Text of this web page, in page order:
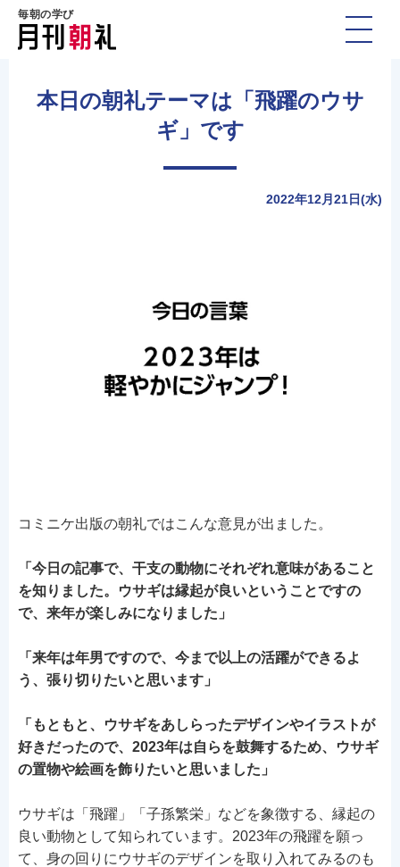
毎朝の学び
本日の朝礼テーマは「飛躍のウサ
ギ」です
2022年12月21日(水)
コミニケ出版の朝礼ではこんな意見が出ました。
「今日の記事で、干支の動物にそれぞれ意味があること
を知りました。ウサギは縁起が良いということですの
で、来年が楽しみになりました」
「来年は年男ですので、今まで以上の活躍ができるよ
う、張り切りたいと思います」
「もともと、ウサギをあしらったデザインやイラストが
好きだったので、2023年は自らを鼓舞するため、ウサギ
の置物や絵画を飾りたいと思いました」
ウサギは「飛躍」「子孫繁栄」などを象徴する、縁起の
良い動物として知られています。2023年の飛躍を願っ
て、身の回りにウサギのデザインを取り入れてみるのも